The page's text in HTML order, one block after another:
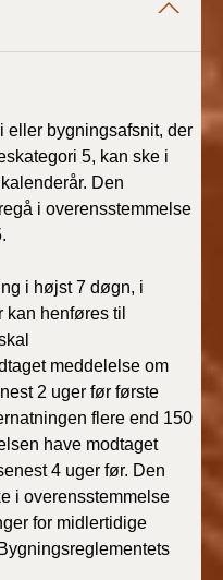
eller bygningsafsnit, der
5, kan ske i
Den
i overensstemmelse
i højst 7 døgn, i
henføres til
meddelelse om
2 uger før første
flere end 150
have modtaget
4 uger før. Den
i overensstemmelse
for midlertidige